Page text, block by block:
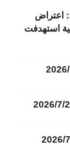
اعتراض
استهدفت